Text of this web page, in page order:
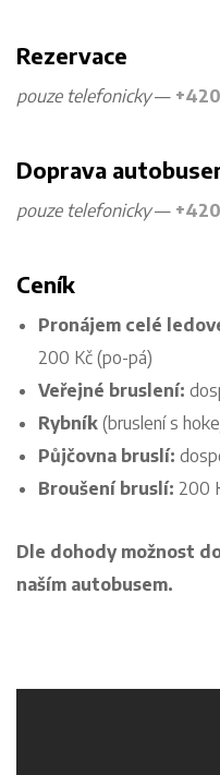
Rezervace
pouze telefonicky—
Doprava
pouze telefonicky—
Ceník
Pronájem celé
200 Kč (po-pá)
Veřejné bruslení:
Rybník (bruslení s
Půjčovna bruslí:
Broušení bruslí: 200
Dle dohody možnost
naším autobusem.